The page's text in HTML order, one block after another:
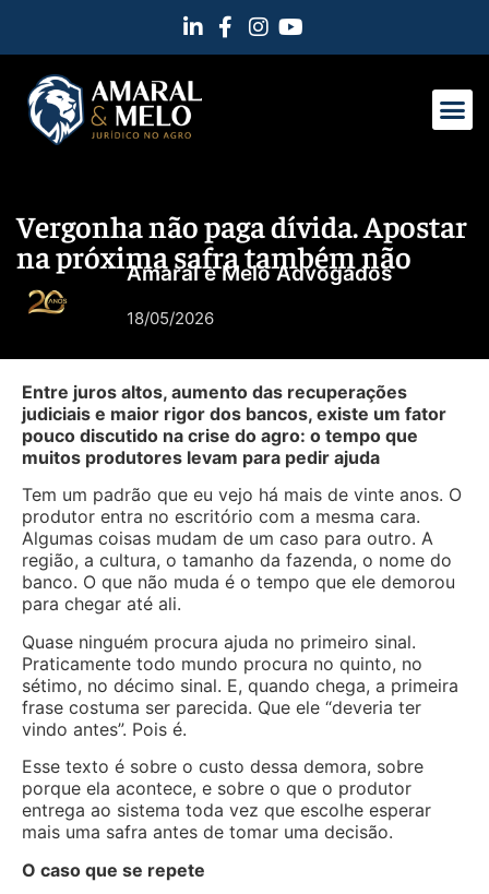
Vergonha não paga dívida. Apostar
na próxima safra também não
Amaral e Melo Advogados
18/05/2026
Entre juros altos, aumento das recuperações
judiciais e maior rigor dos bancos, existe um fator
pouco discutido na crise do agro: o tempo que
muitos produtores levam para pedir ajuda
Tem um padrão que eu vejo há mais de vinte anos. O
produtor entra no escritório com a mesma cara.
Algumas coisas mudam de um caso para outro. A
região, a cultura, o tamanho da fazenda, o nome do
banco. O que não muda é o tempo que ele demorou
para chegar até ali.
Quase ninguém procura ajuda no primeiro sinal.
Praticamente todo mundo procura no quinto, no
sétimo, no décimo sinal. E, quando chega, a primeira
frase costuma ser parecida. Que ele “deveria ter
vindo antes”. Pois é.
Esse texto é sobre o custo dessa demora, sobre
porque ela acontece, e sobre o que o produtor
entrega ao sistema toda vez que escolhe esperar
mais uma safra antes de tomar uma decisão.
O caso que se repete